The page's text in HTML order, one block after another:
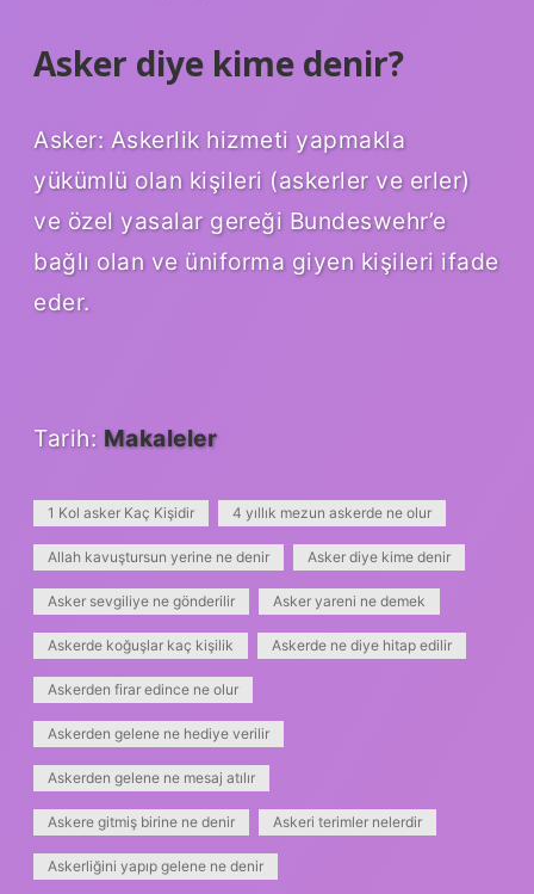
Asker diye kime denir?
Asker: Askerlik hizmeti yapmakla
yükümlü olan kişileri (askerler ve erler)
ve özel yasalar gereği Bundeswehr’e
bağlı olan ve üniforma giyen kişileri ifade
eder.
Tarih: Makaleler
1 Kol asker Kaç Kişidir 4 yıllık mezun askerde ne olur
Allah kavuştursun yerine ne denir Asker diye kime denir
Asker sevgiliye ne gönderilir Asker yareni ne demek
Askerde koğuşlar kaç kişilik Askerde ne diye hitap edilir
Askerden firar edince ne olur
Askerden gelene ne hediye verilir
Askerden gelene ne mesaj atılır
Askere gitmiş birine ne denir Askeri terimler nelerdir
Askerliğini yapıp gelene ne denir